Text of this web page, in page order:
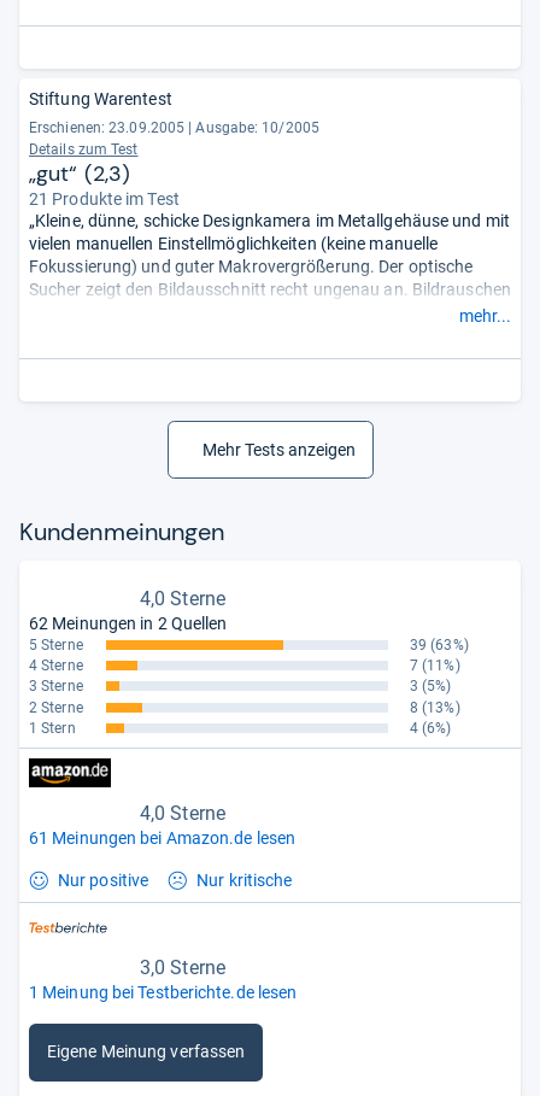
Stiftung Warentest
Erschienen: 23.09.2005
Ausgabe: 10/2005
Details zum Test
„gut“ (2,3)
21 Produkte im Test
„Kleine, dünne, schicke Designkamera im Metallgehäuse und mit
vielen manuellen Einstellmöglichkeiten (keine manuelle
Fokussierung) und guter Makrovergrößerung. Der optische
Sucher zeigt den Bildausschnitt recht ungenau an. Bildrauschen
und Empfindlichkeit sind nur ausreichend. Die Batterieanzeige
mehr...
Mehr Tests anzeigen
Kun­den­mei­nun­gen
4,0 Sterne
62 Meinungen in 2 Quellen
5 Sterne 39 (63%)
4 Sterne
7 (11%)
3 Sterne
3 (5%)
2 Sterne
8 (13%)
1 Stern
4 (6%)
4,0 Sterne
61 Meinungen bei Amazon.de lesen
Nur positive Nur kritische
3,0 Sterne
1 Meinung bei Testberichte.de lesen
Eigene Meinung verfassen